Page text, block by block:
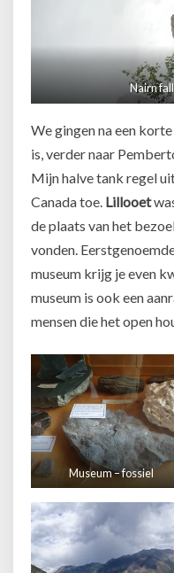
Nairn
We gingen na een
is, verder naar
Mijn halve tank regel
Canada toe. Lillooet
de plaats van het
vonden.
museum krijg je even
museum is ook een
mensen die het open
Museum – fossiel